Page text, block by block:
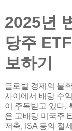
2025년
당주
보하기
글로벌 경제의 불
사이에서 배당 수
이 주목받고 있다.
은 고배당 미국주
저축, ISA 등의 절